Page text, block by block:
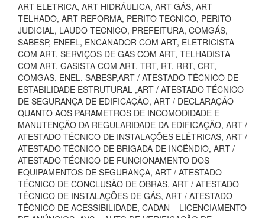
ART ELETRICA, ART HIDRÁULICA, ART GÁS, ART
TELHADO, ART REFORMA, PERITO TECNICO, PERITO
JUDICIAL, LAUDO TECNICO, PREFEITURA, COMGÁS,
SABESP, ENEEL, ENCANADOR COM ART, ELETRICISTA
COM ART, SERVIÇOS DE GAS COM ART, TELHADISTA
COM ART, GASISTA COM ART, TRT, RT, RRT, CRT,
COMGAS, ENEL, SABESP,ART / ATESTADO TÉCNICO DE
ESTABILIDADE ESTRUTURAL ,ART / ATESTADO TÉCNICO
DE SEGURANÇA DE EDIFICAÇÃO, ART / DECLARAÇÃO
QUANTO AOS PARAMETROS DE INCOMODIDADE E
MANUTENÇÃO DA REGULARIDADE DA EDIFICAÇÃO, ART /
ATESTADO TÉCNICO DE INSTALAÇÕES ELÉTRICAS, ART /
ATESTADO TÉCNICO DE BRIGADA DE INCÊNDIO, ART /
ATESTADO TÉCNICO DE FUNCIONAMENTO DOS
EQUIPAMENTOS DE SEGURANÇA, ART / ATESTADO
TÉCNICO DE CONCLUSÃO DE OBRAS, ART / ATESTADO
TÉCNICO DE INSTALAÇÕES DE GÁS, ART / ATESTADO
TÉCNICO DE ACESSIBILIDADE, CADAN – LICENCIAMENTO